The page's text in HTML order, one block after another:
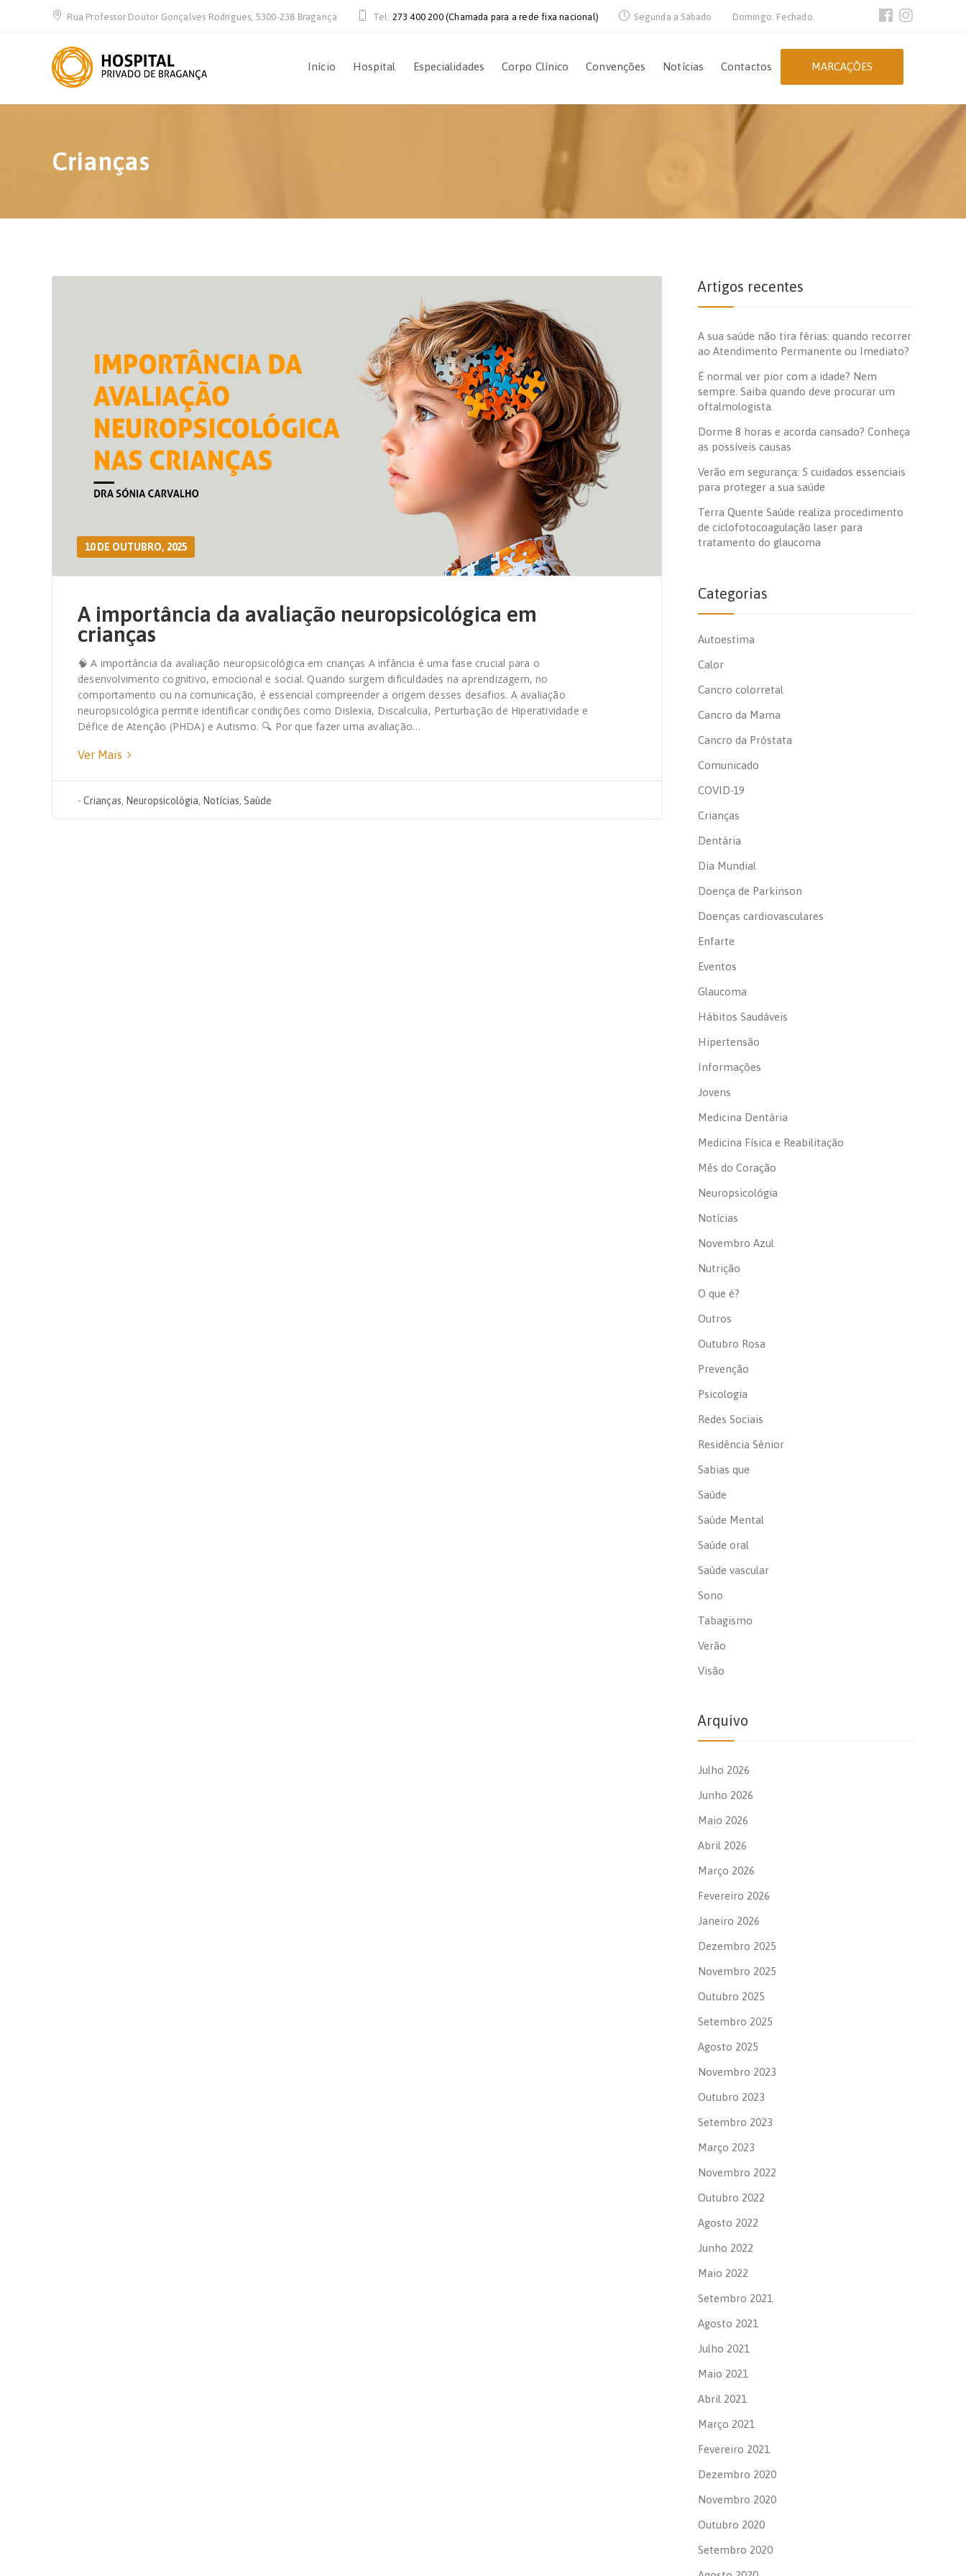
Rua Professor Doutor Gonçalves Rodrigues, 5300-238 Bragança Tel: 273 400 200 (Chamada para a rede fixa nacional) Segunda a Sábado Domingo: Fechado
Início Hospital Especialidades Corpo Clínico Convenções Notícias Contactos MARCAÇÕES
Crianças
10 DE OUTUBRO, 2025
A importância da avaliação neuropsicológica em
crianças
🧠 A importância da avaliação neuropsicológica em crianças A infância é uma fase crucial para o
desenvolvimento cognitivo, emocional e social. Quando surgem dificuldades na aprendizagem, no
comportamento ou na comunicação, é essencial compreender a origem desses desafios. A avaliação
neuropsicológica permite identificar condições como Dislexia, Discalculia, Perturbação de Hiperatividade e
Défice de Atenção (PHDA) e Autismo. 🔍 Por que fazer uma avaliação…
Ver Mais
- Crianças, Neuropsicológia, Notícias, Saúde
Artigos recentes
A sua saúde não tira férias: quando recorrer
ao Atendimento Permanente ou Imediato?
É normal ver pior com a idade? Nem
sempre. Saiba quando deve procurar um
oftalmologista.
Dorme 8 horas e acorda cansado? Conheça
as possíveis causas
Verão em segurança: 5 cuidados essenciais
para proteger a sua saúde
Terra Quente Saúde realiza procedimento
de ciclofotocoagulação laser para
tratamento do glaucoma
Categorias
Autoestima
Calor
Cancro colorretal
Cancro da Mama
Cancro da Próstata
Comunicado
COVID-19
Crianças
Dentária
Dia Mundial
Doença de Parkinson
Doenças cardiovasculares
Enfarte
Eventos
Glaucoma
Hábitos Saudáveis
Hipertensão
Informações
Jovens
Medicina Dentária
Medicina Física e Reabilitação
Mês do Coração
Neuropsicológia
Notícias
Novembro Azul
Nutrição
O que é?
Outros
Outubro Rosa
Prevenção
Psicologia
Redes Sociais
Residência Sénior
Sabias que
Saúde
Saúde Mental
Saúde oral
Saúde vascular
Sono
Tabagismo
Verão
Visão
Arquivo
Julho 2026
Junho 2026
Maio 2026
Abril 2026
Março 2026
Fevereiro 2026
Janeiro 2026
Dezembro 2025
Novembro 2025
Outubro 2025
Setembro 2025
Agosto 2025
Novembro 2023
Outubro 2023
Setembro 2023
Março 2023
Novembro 2022
Outubro 2022
Agosto 2022
Junho 2022
Maio 2022
Setembro 2021
Agosto 2021
Julho 2021
Maio 2021
Abril 2021
Março 2021
Fevereiro 2021
Dezembro 2020
Novembro 2020
Outubro 2020
Setembro 2020